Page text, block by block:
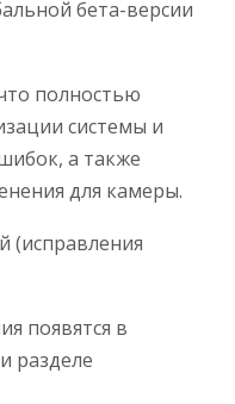
бета-версии
полностью
системы и
а также
для камеры.
(исправления
появятся в
разделе